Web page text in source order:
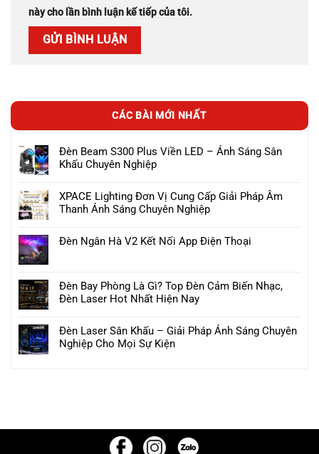
này cho lần bình luận kế tiếp của tôi.
CÁC BÀI MỚI NHẤT
Đèn Beam S300 Plus Viền LED – Ánh Sáng Sân
Khấu Chuyên Nghiệp
XPACE Lighting Đơn Vị Cung Cấp Giải Pháp Âm
Thanh Ánh Sáng Chuyên Nghiệp
Đèn Ngân Hà V2 Kết Nối App Điện Thoại
Đèn Bay Phòng Là Gì? Top Đèn Cảm Biến Nhạc,
Đèn Laser Hot Nhất Hiện Nay
Đèn Laser Sân Khấu – Giải Pháp Ánh Sáng Chuyên
Nghiệp Cho Mọi Sự Kiện